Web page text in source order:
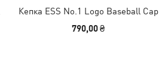
Кепка ESS No.1 Logo Baseball Cap
790,00 ₴